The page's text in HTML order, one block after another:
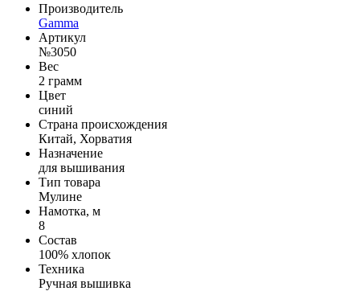
Производитель
Gamma
Артикул
№3050
Вес
2 грамм
Цвет
синий
Страна происхождения
Китай, Хорватия
Назначение
для вышивания
Тип товара
Мулине
Намотка, м
8
Состав
100% хлопок
Техника
Ручная вышивка